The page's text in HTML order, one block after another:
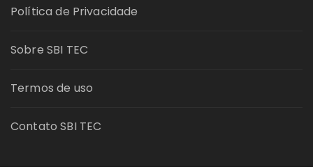
Política de Privacidade
Sobre SBI TEC
Termos de uso
Contato SBI TEC